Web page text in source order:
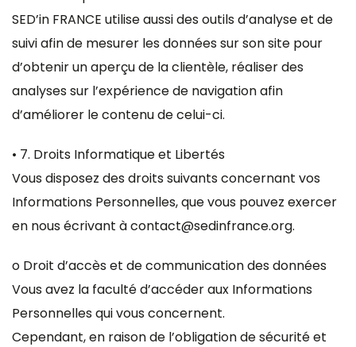
SED’in FRANCE utilise aussi des outils d’analyse et de
suivi afin de mesurer les données sur son site pour
d’obtenir un aperçu de la clientèle, réaliser des
analyses sur l’expérience de navigation afin
d’améliorer le contenu de celui-ci.
• 7. Droits Informatique et Libertés
Vous disposez des droits suivants concernant vos
Informations Personnelles, que vous pouvez exercer
en nous écrivant à contact@sedinfrance.org.
o Droit d’accès et de communication des données
Vous avez la faculté d’accéder aux Informations
Personnelles qui vous concernent.
Cependant, en raison de l’obligation de sécurité et